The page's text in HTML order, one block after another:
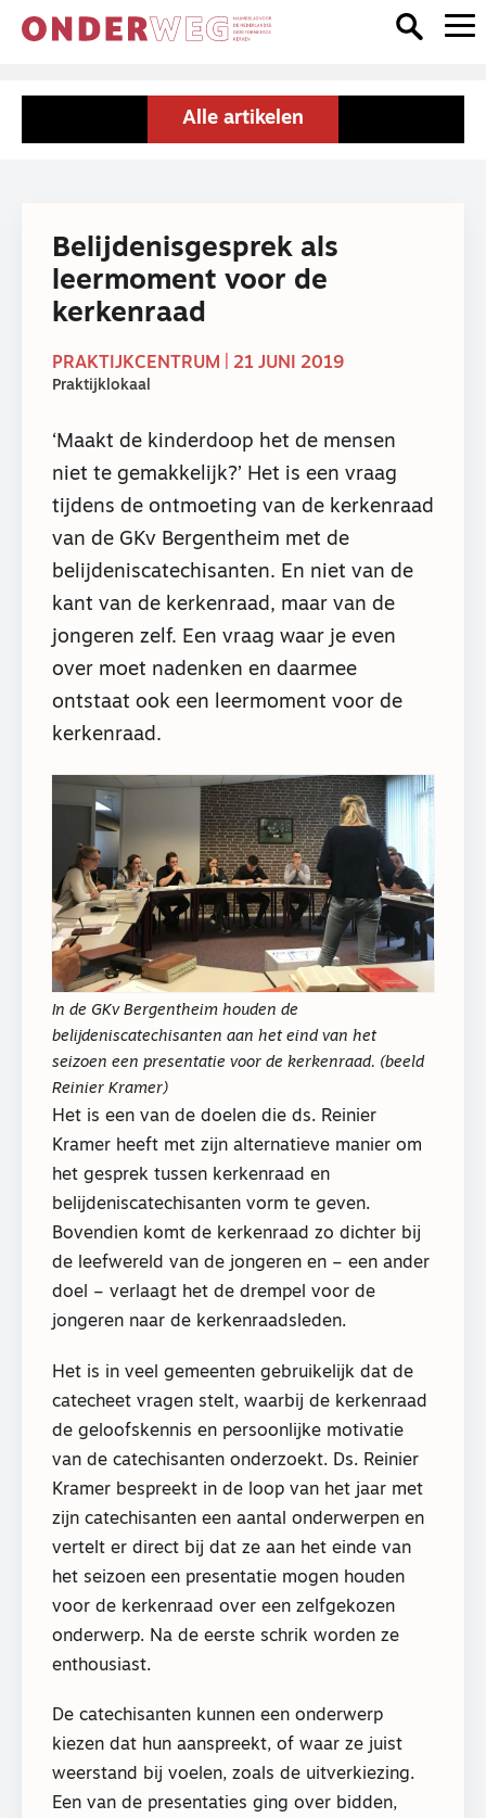
Alle artikelen
Belijdenisgesprek als
leermoment voor de
kerkenraad
PRAKTIJKCENTRUM | 21 JUNI 2019
Praktijklokaal
‘Maakt de kinderdoop het de mensen
niet te gemakkelijk?’ Het is een vraag
tijdens de ontmoeting van de kerkenraad
van de GKv Bergentheim met de
belijdeniscatechisanten. En niet van de
kant van de kerkenraad, maar van de
jongeren zelf. Een vraag waar je even
over moet nadenken en daarmee
ontstaat ook een leermoment voor de
kerkenraad.
In de GKv Bergentheim houden de
belijdeniscatechisanten aan het eind van het
seizoen een presentatie voor de kerkenraad. (beeld
Reinier Kramer)
Het is een van de doelen die ds. Reinier
Kramer heeft met zijn alternatieve manier om
het gesprek tussen kerkenraad en
belijdeniscatechisanten vorm te geven.
Bovendien komt de kerkenraad zo dichter bij
de leefwereld van de jongeren en – een ander
doel – verlaagt het de drempel voor de
jongeren naar de kerkenraadsleden.
Het is in veel gemeenten gebruikelijk dat de
catecheet vragen stelt, waarbij de kerkenraad
de geloofskennis en persoonlijke motivatie
van de catechisanten onderzoekt. Ds. Reinier
Kramer bespreekt in de loop van het jaar met
zijn catechisanten een aantal onderwerpen en
vertelt er direct bij dat ze aan het einde van
het seizoen een presentatie mogen houden
voor de kerkenraad over een zelfgekozen
onderwerp. Na de eerste schrik worden ze
enthousiast.
De catechisanten kunnen een onderwerp
kiezen dat hun aanspreekt, of waar ze juist
weerstand bij voelen, zoals de uitverkiezing.
Een van de presentaties ging over bidden,